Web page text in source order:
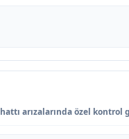
arızalarında özel kontrol